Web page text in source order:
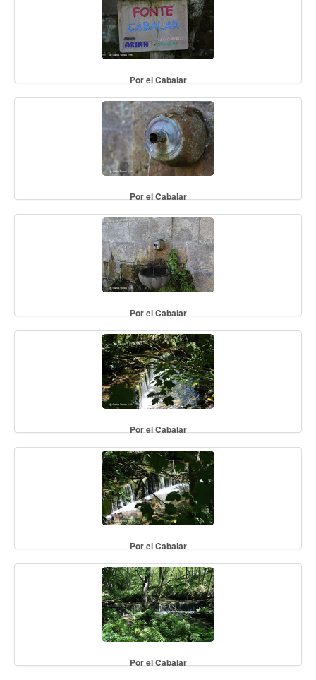
Por el Cabalar
Por el Cabalar
Por el Cabalar
Por el Cabalar
Por el Cabalar
Por el Cabalar